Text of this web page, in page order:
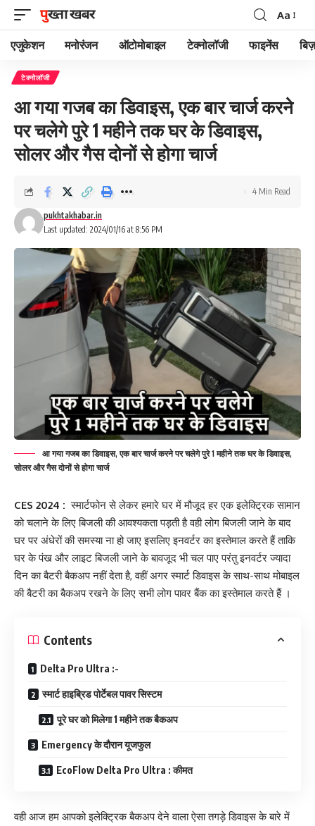
Font
Resizer
Aa
एजुकेशन मनोरंजन ऑटोमोबाइल टेक्नोलॉजी फाइनेंस
टेक्नोलॉजी
आ गया गजब का डिवाइस, एक बार चार्ज करने
पर चलेगे पुरे 1 महीने तक घर के डिवाइस,
सोलर और गैस दोनों से होगा चार्ज
Last updated: 2024/01/16 at 8:56 PM
pukhtakhabar.in
4 Min Read
आ गया गजब का डिवाइस, एक बार चार्ज करने पर चलेगे पुरे 1 महीने तक घर के डिवाइस,
सोलर और गैस दोनों से होगा चार्ज
CES 2024 : स्मार्टफोन से लेकर हमारे घर में मौजूद हर एक इलेक्ट्रिक सामान
को चलाने के लिए बिजली की आवश्यकता पड़ती है वही लोग बिजली जाने के बाद
घर पर अंधेरों की समस्या ना हो जाए इसलिए इनवर्टर का इस्तेमाल करते हैं ताकि
घर के पंख और लाइट बिजली जाने के बावजूद भी चल पाए परंतु इनवर्टर ज्यादा
दिन का बैटरी बैकअप नहीं देता है, वहीं अगर स्मार्ट डिवाइस के साथ-साथ मोबाइल
की बैटरी का बैकअप रखने के लिए सभी लोग पावर बैंक का इस्तेमाल करते हैं ।
Contents
Delta Pro Ultra :-
स्मार्ट हाइब्रिड पोर्टेबल पावर सिस्टम
पूरे घर को मिलेगा 1 महीने तक बैकअप
Emergency के दौरान यूजफुल
EcoFlow Delta Pro Ultra :‌ कीमत
वही आज हम आपको इलेक्ट्रिक बैकअप देने वाला ऐसा तगड़े डिवाइस के बारे में